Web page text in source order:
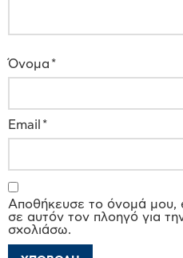
Όνομα *
Email *
Αποθήκευσε το όνομά μου,
σε αυτόν τον πλοηγό για
σχολιάσω.